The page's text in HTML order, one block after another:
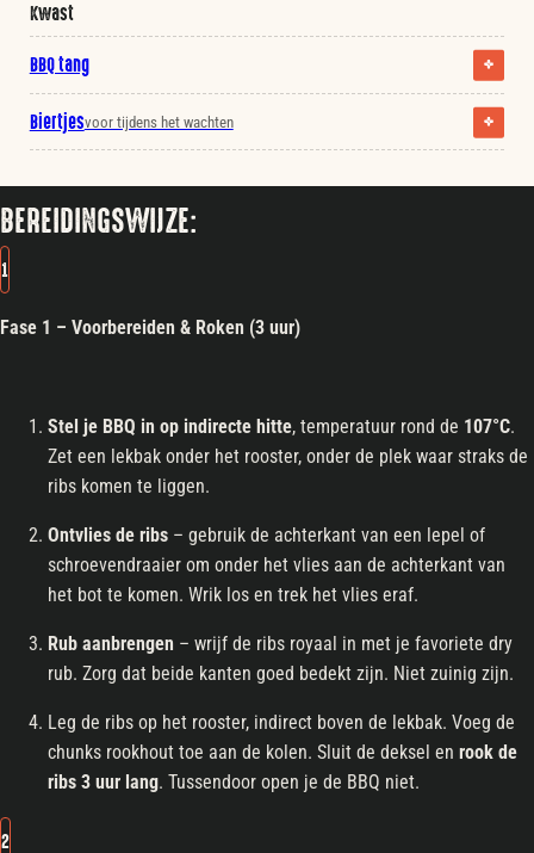
Kwast
BBQ tang
Biertjesvoor tijdens het wachten
BEREIDINGSWIJZE:
1
Fase 1 – Voorbereiden & Roken (3 uur)
Stel je BBQ in op indirecte hitte, temperatuur rond de 107°C.
Zet een lekbak onder het rooster, onder de plek waar straks de
ribs komen te liggen.
Ontvlies de ribs – gebruik de achterkant van een lepel of
schroevendraaier om onder het vlies aan de achterkant van
het bot te komen. Wrik los en trek het vlies eraf.
Rub aanbrengen – wrijf de ribs royaal in met je favoriete dry
rub. Zorg dat beide kanten goed bedekt zijn. Niet zuinig zijn.
Leg de ribs op het rooster, indirect boven de lekbak. Voeg de
chunks rookhout toe aan de kolen. Sluit de deksel en rook de
ribs 3 uur lang. Tussendoor open je de BBQ niet.
2